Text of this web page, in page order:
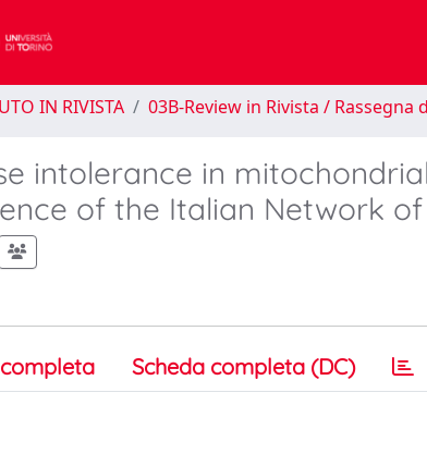
IN RIVISTA 03B-Review in Rivista / Rassegna
intolerance in
of the Italian Network
Scheda completa (DC)